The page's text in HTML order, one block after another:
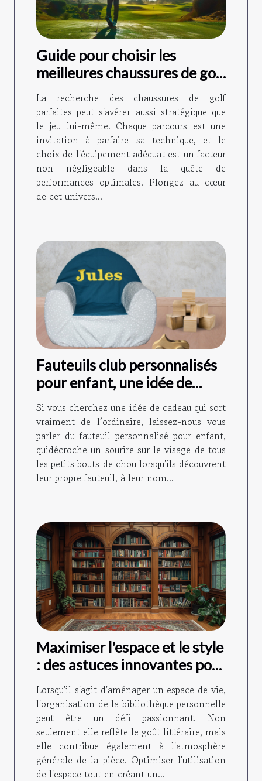
Guide pour choisir les
meilleures chaussures de golf
adaptées à votre style de jeu
La recherche des chaussures de golf
parfaites peut s'avérer aussi stratégique que
le jeu lui-même. Chaque parcours est une
invitation à parfaire sa technique, et le
choix de l'équipement adéquat est un facteur
non négligeable dans la quête de
performances optimales. Plongez au cœur
de cet univers...
Fauteuils club personnalisés
pour enfant, une idée de
cadeau originale !
Si vous cherchez une idée de cadeau qui sort
vraiment de l’ordinaire, laissez-nous vous
parler du fauteuil personnalisé pour enfant,
quidécroche un sourire sur le visage de tous
les petits bouts de chou lorsqu'ils découvrent
leur propre fauteuil, à leur nom...
Maximiser l'espace et le style
: des astuces innovantes pour
organiser sa bibliothèque
personnelle
Lorsqu'il s'agit d'aménager un espace de vie,
l'organisation de la bibliothèque personnelle
peut être un défi passionnant. Non
seulement elle reflète le goût littéraire, mais
elle contribue également à l'atmosphère
générale de la pièce. Optimiser l'utilisation
de l'espace tout en créant un...